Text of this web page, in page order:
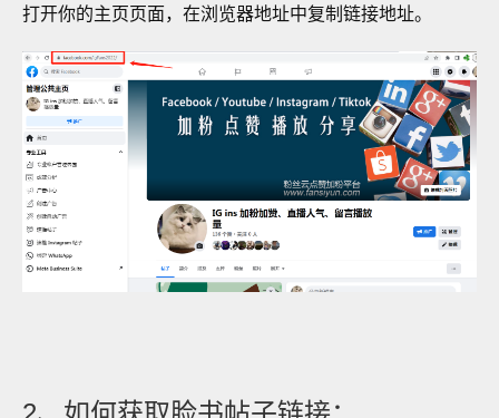
打开你的主页页面，在浏览器地址中复制链接地址。